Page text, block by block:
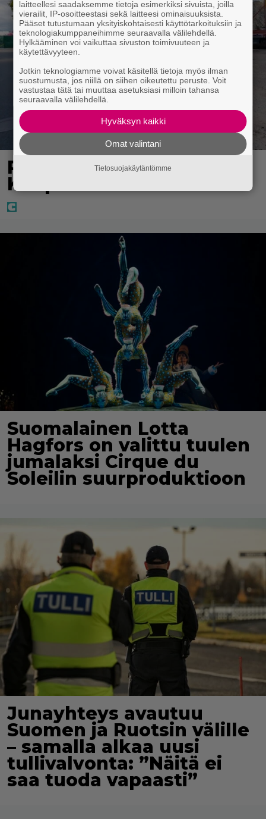
Poliisilla surullinen ilta
Kuopiossa eilen
Suomalainen Lotta
Hagfors on valittu tuulen
jumalaksi Cirque du
Soleilin suurproduktioon
Junayhteys avautuu
Suomen ja Ruotsin välille
– samalla alkaa uusi
tullivalvonta: ”Näitä ei
saa tuoda vapaasti”
laitteellesi saadaksemme tietoja esimerkiksi sivuista, joilla
vierailit, IP-osoitteestasi sekä laitteesi ominaisuuksista.
Pääset tutustumaan yksityiskohtaisesti käyttötarkoituksiin ja
teknologiakumppaneihimme seuraavalla välilehdellä.
Hylkääminen voi vaikuttaa sivuston toimivuuteen ja
käytettävyyteen.
Jotkin teknologiamme voivat käsitellä tietoja myös ilman
suostumusta, jos niillä on siihen oikeutettu peruste. Voit
vastustaa tätä tai muuttaa asetuksiasi milloin tahansa
seuraavalla välilehdellä.
Hyväksyn kaikki
Omat valintani
Tietosuojakäytäntömme